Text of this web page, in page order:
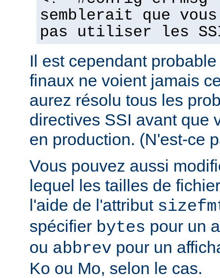
semblerait que
pas utiliser les
Il est cependant
finaux ne voient jamais
aurez résolu tous les
directives SSI avant que
en production. (N'est-ce
Vous pouvez aussi
lequel les tailles de
l'aide de l'attribut
spécifier bytes pour un
ou abbrev pour un
Ko ou Mo, selon le cas.